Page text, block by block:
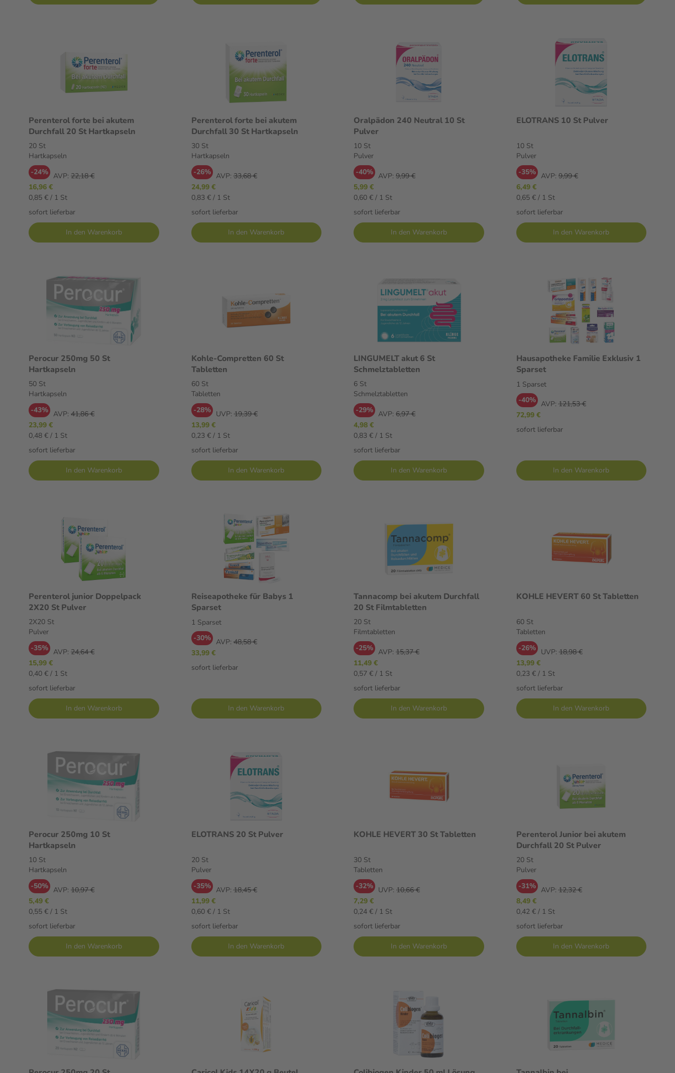
Perenterol forte bei akutem
Durchfall 20 St Hartkapseln
20 St
Hartkapseln
-24% AVP: 22,18 €
16,96 €
0,85 € / 1 St
sofort lieferbar
In den Warenkorb
Perenterol forte bei akutem
Durchfall 30 St Hartkapseln
30 St
Hartkapseln
-26% AVP: 33,68 €
24,99 €
0,83 € / 1 St
sofort lieferbar
In den Warenkorb
Oralpädon 240 Neutral 10 St
Pulver
10 St
Pulver
-40% AVP: 9,99 €
5,99 €
0,60 € / 1 St
sofort lieferbar
In den Warenkorb
ELOTRANS 10 St Pulver
10 St
Pulver
-35% AVP: 9,99 €
6,49 €
0,65 € / 1 St
sofort lieferbar
In den Warenkorb
Perocur 250mg 50 St
Hartkapseln
50 St
Hartkapseln
-43% AVP: 41,86 €
23,99 €
0,48 € / 1 St
sofort lieferbar
In den Warenkorb
Kohle-Compretten 60 St
Tabletten
60 St
Tabletten
-28%
UVP: 19,39 €
13,99 €
0,23 € / 1 St
sofort lieferbar
In den Warenkorb
LINGUMELT akut 6 St
Schmelztabletten
6 St
Schmelztabletten
-29% AVP: 6,97 €
4,98 €
0,83 € / 1 St
sofort lieferbar
In den Warenkorb
Hausapotheke Familie Exklusiv 1
Sparset
1 Sparset
-40% AVP: 121,53 €
72,99 €
sofort lieferbar
In den Warenkorb
Perenterol junior Doppelpack
2X20 St Pulver
2X20 St
Pulver
-35% AVP: 24,64 €
15,99 €
0,40 € / 1 St
sofort lieferbar
In den Warenkorb
Reiseapotheke für Babys 1
Sparset
1 Sparset
-30% AVP: 48,58 €
33,99 €
sofort lieferbar
In den Warenkorb
Tannacomp bei akutem Durchfall
20 St Filmtabletten
20 St
Filmtabletten
-25% AVP: 15,37 €
11,49 €
0,57 € / 1 St
sofort lieferbar
In den Warenkorb
KOHLE HEVERT 60 St Tabletten
60 St
Tabletten
-26%
UVP: 18,98 €
13,99 €
0,23 € / 1 St
sofort lieferbar
In den Warenkorb
Perocur 250mg 10 St
Hartkapseln
10 St
Hartkapseln
-50% AVP: 10,97 €
5,49 €
0,55 € / 1 St
sofort lieferbar
In den Warenkorb
ELOTRANS 20 St Pulver
20 St
Pulver
-35% AVP: 18,45 €
11,99 €
0,60 € / 1 St
sofort lieferbar
In den Warenkorb
KOHLE HEVERT 30 St Tabletten
30 St
Tabletten
-32% UVP: 10,66 €
7,29 €
0,24 € / 1 St
sofort lieferbar
In den Warenkorb
Perenterol Junior bei akutem
Durchfall 20 St Pulver
20 St
Pulver
-31% AVP: 12,32 €
8,49 €
0,42 € / 1 St
sofort lieferbar
In den Warenkorb